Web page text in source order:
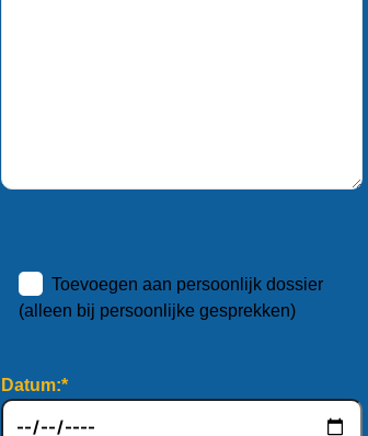
Toevoegen aan persoonlijk dossier
(alleen bij persoonlijke gesprekken)
Datum:*